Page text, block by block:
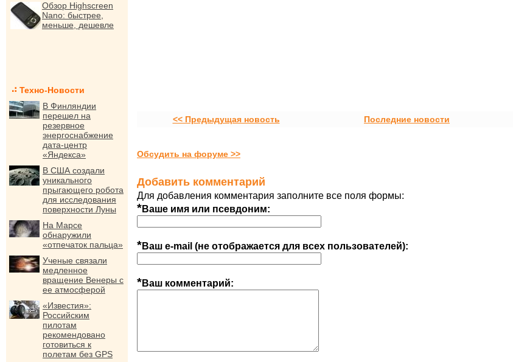
Обзор Highscreen
Nano: быстрее,
меньше, дешевле
Техно-Новости
В Финляндии
перешел на
резервное
энергоснабжение
дата-центр
«Яндекса»
В США создали
уникального
прыгающего робота
для исследования
поверхности Луны
На Марсе
обнаружили
«отпечаток пальца»
Ученые связали
медленное
вращение Венеры с
ее атмосферой
«Известия»:
Российским
пилотам
рекомендовано
готовиться к
полетам без GPS
<< Предыдущая новость Последние новости
Обсудить на форуме >>
Добавить комментарий
Для добавления комментария заполните все поля формы:
*Ваше имя или псевдоним:
*Ваш e-mail (не отображается для всех пользователей):
*Ваш комментарий: